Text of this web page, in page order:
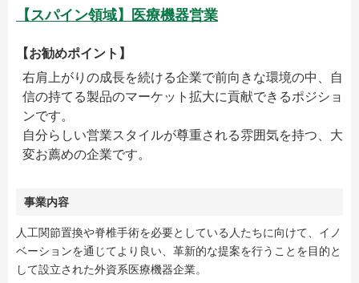
【スパイン領域】医療機器営業
【お勧めポイント】
右肩上がりの成長を続ける企業で前向きな環境の中、自
信の持てる製品のマーケット拡大に貢献できるポジショ
ンです。
自分らしい営業スタイルが尊重される雰囲気を持つ、大
変お薦めの企業です。
事業内容
人工関節置換や脊椎手術を必要としている人たちに向けて、イノ
ベーションを通じてより良い、革新的な提案を行うことを目的と
して設立された外資系医療機器企業。